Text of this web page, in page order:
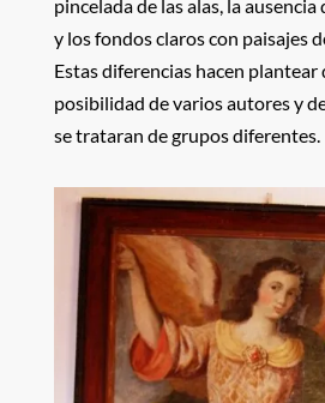
pincelada de las alas, la
y los fondos claros con paisajes
Estas diferencias hacen plantear
posibilidad de varios autores y
se trataran de grupos diferentes.